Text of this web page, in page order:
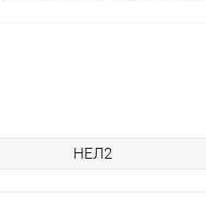
НЕЛ2